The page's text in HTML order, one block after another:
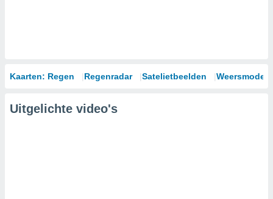
Kaarten: Regen Regenradar Satelietbeelden
Uitgelichte video's